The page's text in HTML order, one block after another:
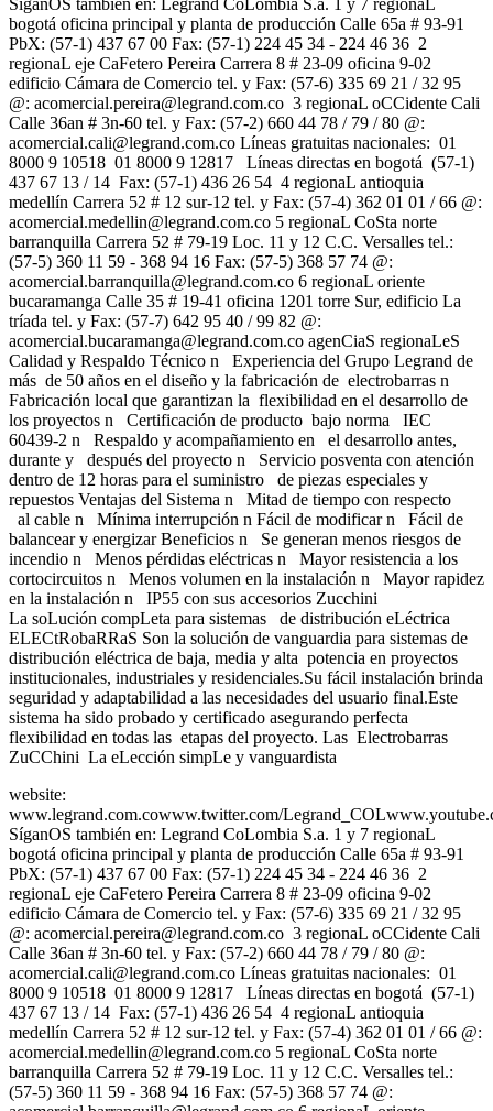
SíganOS también en: Legrand CoLombia S.a. 1 y 7 regionaL
bogotá oficina principal y planta de producción Calle 65a # 93-91
PbX: (57-1) 437 67 00 Fax: (57-1) 224 45 34 - 224 46 36 2
regionaL eje CaFetero Pereira Carrera 8 # 23-09 oficina 9-02
edificio Cámara de Comercio tel. y Fax: (57-6) 335 69 21 / 32 95
@: acomercial.pereira@legrand.com.co 3 regionaL oCCidente Cali
Calle 36an # 3n-60 tel. y Fax: (57-2) 660 44 78 / 79 / 80 @:
acomercial.cali@legrand.com.co Líneas gratuitas nacionales: 01
8000 9 10518 01 8000 9 12817 Líneas directas en bogotá (57-1)
437 67 13 / 14 Fax: (57-1) 436 26 54 4 regionaL antioquia
medellín Carrera 52 # 12 sur-12 tel. y Fax: (57-4) 362 01 01 / 66 @:
acomercial.medellin@legrand.com.co 5 regionaL CoSta norte
barranquilla Carrera 52 # 79-19 Loc. 11 y 12 C.C. Versalles tel.:
(57-5) 360 11 59 - 368 94 16 Fax: (57-5) 368 57 74 @:
acomercial.barranquilla@legrand.com.co 6 regionaL oriente
bucaramanga Calle 35 # 19-41 oficina 1201 torre Sur, edificio La
tríada tel. y Fax: (57-7) 642 95 40 / 99 82 @:
acomercial.bucaramanga@legrand.com.co agenCiaS regionaLeS
Calidad y Respaldo Técnico n Experiencia del Grupo Legrand de
más de 50 años en el diseño y la fabricación de electrobarras n
Fabricación local que garantizan la flexibilidad en el desarrollo de
los proyectos n Certificación de producto bajo norma IEC
60439-2 n Respaldo y acompañamiento en el desarrollo antes,
durante y después del proyecto n Servicio posventa con atención
dentro de 12 horas para el suministro de piezas especiales y
repuestos Ventajas del Sistema n Mitad de tiempo con respecto
al cable n Mínima interrupción n Fácil de modificar n Fácil de
balancear y energizar Beneficios n Se generan menos riesgos de
incendio n Menos pérdidas eléctricas n Mayor resistencia a los
cortocircuitos n Menos volumen en la instalación n Mayor rapidez
en la instalación n IP55 con sus accesorios Zucchini
La soLución compLeta para sistemas de distribución eLéctrica
ELECtRobaRRaS Son la solución de vanguardia para sistemas de
distribución eléctrica de baja, media y alta potencia en proyectos
institucionales, industriales y residenciales.Su fácil instalación brinda
seguridad y adaptabilidad a las necesidades del usuario final.Este
sistema ha sido probado y certificado asegurando perfecta
flexibilidad en todas las etapas del proyecto. Las Electrobarras
ZuCChini La eLección simpLe y vanguardista
website:
www.legrand.com.cowww.twitter.com/
SíganOS también en: Legrand CoLombia S.a. 1 y 7 regionaL
bogotá oficina principal y planta de producción Calle 65a # 93-91
PbX: (57-1) 437 67 00 Fax: (57-1) 224 45 34 - 224 46 36 2
regionaL eje CaFetero Pereira Carrera 8 # 23-09 oficina 9-02
edificio Cámara de Comercio tel. y Fax: (57-6) 335 69 21 / 32 95
@: acomercial.pereira@legrand.com.co 3 regionaL oCCidente Cali
Calle 36an # 3n-60 tel. y Fax: (57-2) 660 44 78 / 79 / 80 @:
acomercial.cali@legrand.com.co Líneas gratuitas nacionales: 01
8000 9 10518 01 8000 9 12817 Líneas directas en bogotá (57-1)
437 67 13 / 14 Fax: (57-1) 436 26 54 4 regionaL antioquia
medellín Carrera 52 # 12 sur-12 tel. y Fax: (57-4) 362 01 01 / 66 @:
acomercial.medellin@legrand.com.co 5 regionaL CoSta norte
barranquilla Carrera 52 # 79-19 Loc. 11 y 12 C.C. Versalles tel.:
(57-5) 360 11 59 - 368 94 16 Fax: (57-5) 368 57 74 @: